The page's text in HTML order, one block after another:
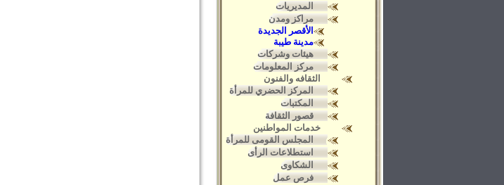
المديريات
مراكز ومدن
الأقصر الجديدة
مدينة طيبة
هيئات وشركات
مركز المعلومات
الثقافه والفنون
المركز الحضري للمرأة
المكتبات
قصور الثقافة
خدمات المواطنين
المجلس القومى للمرأة
استطلاعات الرأى
الشكاوى
فرص عمل